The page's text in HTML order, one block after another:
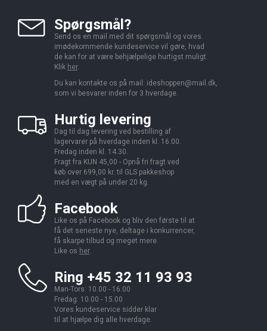
Spørgsmål?
Send os en mail med dit spørgsmål og vores
imødekommende kundeservice vil gøre, hvad
de kan for at være behjælpelige hurtigst muligt.
Klik her.
Du kan kontakte os på mail: ideshoppen@mail.dk,
som vi besvarer inden for 3 hverdage.
Hurtig levering
Dag til dag levering ved bestilling af
lagervarer på hverdage inden kl. 16.00.
Fredag inden kl. 14.30.
Fragt fra KUN 45,00 - Opnå fri fragt ved
køb over 699,00 kr. til GLS pakkeshop
med en vægt på under 20 kg.
Facebook
Like os på Facebook og bliv den første til at
få det seneste nye, deltage i konkurrencer,
få skarpe tilbud og meget mere.
Like os her.
Ring +45 32 11 93 93
Man-Tors: 10.00 - 16.00
Fredag: 10.00 - 15.00
Vores kundeservice sidder klar
til at hjælpe dig alle hverdage.